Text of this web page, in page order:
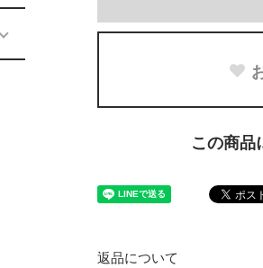
この商品
返品について